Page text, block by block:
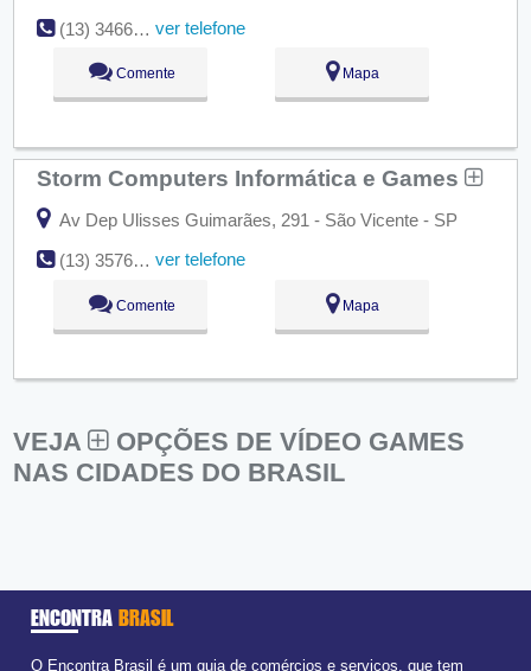
(13) 3466-9959
ver telefone
Comente Mapa
Storm Computers Informática e Games
Av Dep Ulisses Guimarães, 291 - São Vicente - SP
(13) 3576-8706
ver telefone
Comente Mapa
VEJA
OPÇÕES DE VÍDEO GAMES
NAS CIDADES DO BRASIL
ENCONTRA BRASIL
O Encontra Brasil é um guia de comércios e serviços, que tem